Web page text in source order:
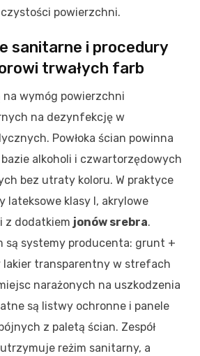
powierzchni.
sanitarne i procedury
trwałych farb
wymóg powierzchni
na dezynfekcję w
Powłoka ścian powinna
alkoholi i czwartorzędowych
bez utraty koloru. W praktyce
lateksowe klasy I, akrylowe
z dodatkiem jonów srebra.
są systemy producenta: grunt +
transparentny w strefach
narażonych na uszkodzenia
są listwy ochronne i panele
z paletą ścian. Zespół
reżim sanitarny, a